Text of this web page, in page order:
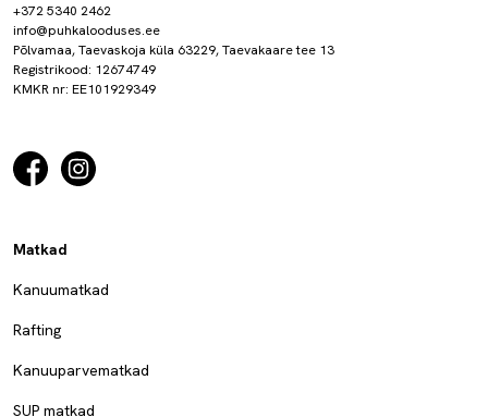
+372 5340 2462
info@puhkalooduses.ee
Põlvamaa, Taevaskoja küla 63229, Taevakaare tee 13
Registrikood: 12674749
KMKR nr: EE101929349
Matkad
Kanuumatkad
Rafting
Kanuuparvematkad
SUP matkad